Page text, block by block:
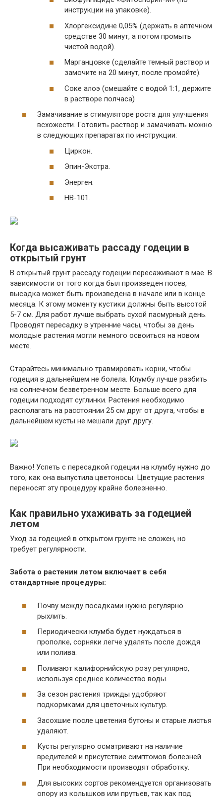
инструкции на упаковке).
Хлоргексидине 0,05% (держать в аптечном
средстве 30 минут, а потом промыть
чистой водой).
Марганцовке (сделайте темный раствор и
замочите на 20 минут, после промойте).
Соке алоэ (смешайте с водой 1:1, держите
в растворе полчаса)
Замачивание в стимуляторе роста для улучшения
всхожести. Готовить раствор и замачивать можно
в следующих препаратах по инструкции:
Циркон.
Эпин-Экстра.
Энерген.
HB-101.
Когда высаживать рассаду годеции в
открытый грунт
В открытый грунт рассаду годеции пересаживают в мае. В
зависимости от того когда был произведен посев,
высадка может быть произведена в начале или в конце
месяца. К этому моменту кустики должны быть высотой
5-7 см. Для работ лучше выбрать сухой пасмурный день.
Проводят пересадку в утренние часы, чтобы за день
молодые растения могли немного освоиться на новом
месте.
Старайтесь минимально травмировать корни, чтобы
годеция в дальнейшем не болела. Клумбу лучше разбить
на солнечном безветренном месте. Больше всего для
годеции подходят суглинки. Растения необходимо
располагать на расстоянии 25 см друг от друга, чтобы в
дальнейшем кусты не мешали друг другу.
Важно! Успеть с пересадкой годеции на клумбу нужно до
того, как она выпустила цветоносы. Цветущие растения
переносят эту процедуру крайне болезненно.
Как правильно ухаживать за годецией
летом
Уход за годецией в открытом грунте не сложен, но
требует регулярности.
Забота о растении летом включает в себя
стандартные процедуры:
Почву между посадками нужно регулярно
рыхлить.
Периодически клумба будет нуждаться в
прополке, сорняки легче удалять после дождя
или полива.
Поливают калифорнийскую розу регулярно,
используя среднее количество воды.
За сезон растения трижды удобряют
подкормками для цветочных культур.
Засохшие после цветения бутоны и старые листья
удаляют.
Кусты регулярно осматривают на наличие
вредителей и присутствие симптомов болезней.
При необходимости производят обработку.
Для высоких сортов рекомендуется организовать
опору из колышков или прутьев, так как под